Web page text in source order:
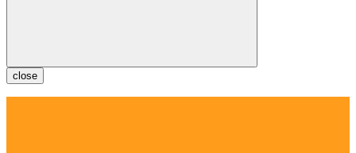
close